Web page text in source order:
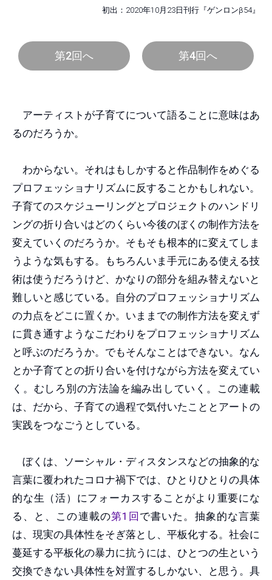
初出：2020年10月23日刊行『ゲンロンβ54』
第2回へ 第4回へ
アーティストが子育てについて語ることに意味はあ
るのだろうか。
わからない。それはもしかすると作品制作をめぐる
プロフェッショナリズムに反することかもしれない。
子育てのスケジューリングとプロジェクトのハンドリ
ングの折り合いはどのくらい今後のぼくの制作方法を
変えていくのだろうか。そもそも根本的に変えてしま
うような気もする。もちろんいま手元にある使える技
術は使うだろうけど、かなりの部分を組み替えないと
難しいと感じている。自分のプロフェッショナリズム
の力点をどこに置くか。いままでの制作方法を変えず
に貫き通すようなこだわりをプロフェッショナリズム
と呼ぶのだろうか。でもそんなことはできない。なん
とか子育てとの折り合いを付けながら方法を変えてい
く。むしろ別の方法論を編み出していく。この連載
は、だから、子育ての過程で気付いたこととアートの
実践をつなごうとしている。
ぼくは、ソーシャル・ディスタンスなどの抽象的な
言葉に覆われたコロナ禍下では、ひとりひとりの具体
的な生（活）にフォーカスすることがより重要にな
る、と、この連載の第1回 で書いた。抽象的な言葉
は、現実の具体性をそぎ落とし、平板化する。社会に
蔓延する平板化の暴力に抗うには、ひとつの生という
交換できない具体性を対置するしかない、と思う。具